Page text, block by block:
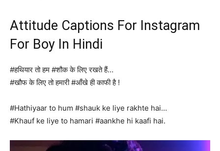
Attitude Captions For Instagram
For Boy In Hindi
#हथियार तो हम #शौक के लिए रखते हैं…
#खौफ के लिए तो हमारी #आँखे ही काफी है !
#Hathiyaar to hum #shauk ke liye rakhte hai…
#Khauf ke liye to hamari #aankhe hi kaafi hai.